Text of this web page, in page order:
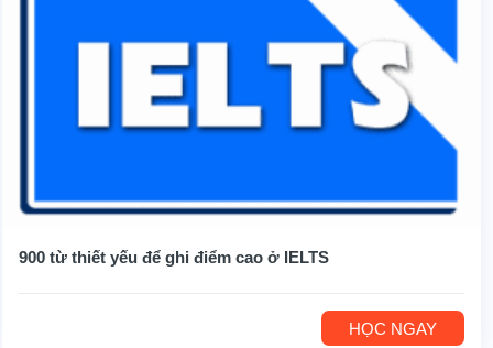
900 từ thiết yếu để ghi điểm cao ở IELTS
HỌC NGAY